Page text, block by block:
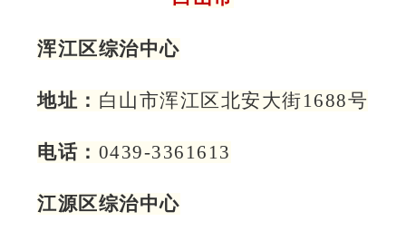
浑江区综治中心
地址： 白山市浑江区北安大街1688号
电话： 0439-3361613
江源区综治中心